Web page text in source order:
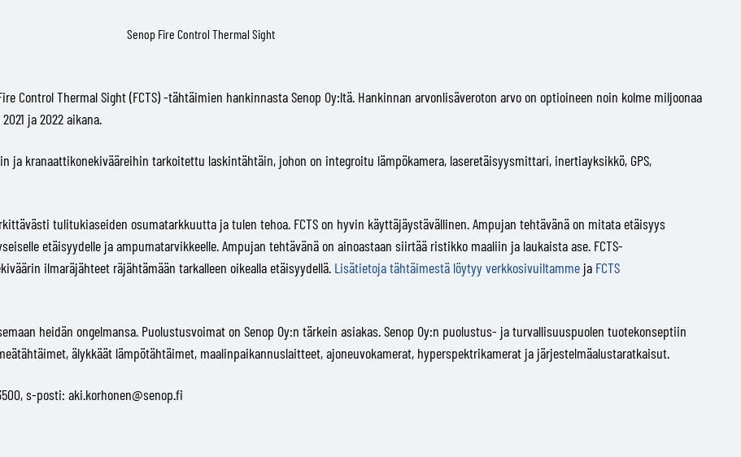
Control Thermal Sight (FCTS) -tähtäimien hankinnasta Senop Oy:ltä. Hankinnan arvonlisäveroton arvo on optioineen noin kolme miljoonaa
ja 2022 aikana.
ja kranaattikonekivääreihin tarkoitettu laskintähtäin, johon on integroitu lämpökamera, laseretäisyysmittari, inertiayksikkö, GPS,
tulitukiaseiden osumatarkkuutta ja tulen tehoa. FCTS on hyvin käyttäjäystävällinen. Ampujan tehtävänä on mitata etäisyys
etäisyydelle ja ampumatarvikkeelle. Ampujan tehtävänä on ainoastaan siirtää ristikko maaliin ja laukaista ase. FCTS-
ilmaräjähteet räjähtämään tarkalleen oikealla etäisyydellä. Lisätietoja tähtäimestä löytyy verkkosivuiltammeja FCTS
heidän ongelmansa. Puolustusvoimat on Senop Oy:n tärkein asiakas. Senop Oy:n puolustus- ja turvallisuuspuolen tuotekonseptiin
älykkäät lämpötähtäimet, maalinpaikannuslaitteet, ajoneuvokamerat, hyperspektrikamerat ja järjestelmäalustaratkaisut.
s-posti: aki.korhonen@senop.fi